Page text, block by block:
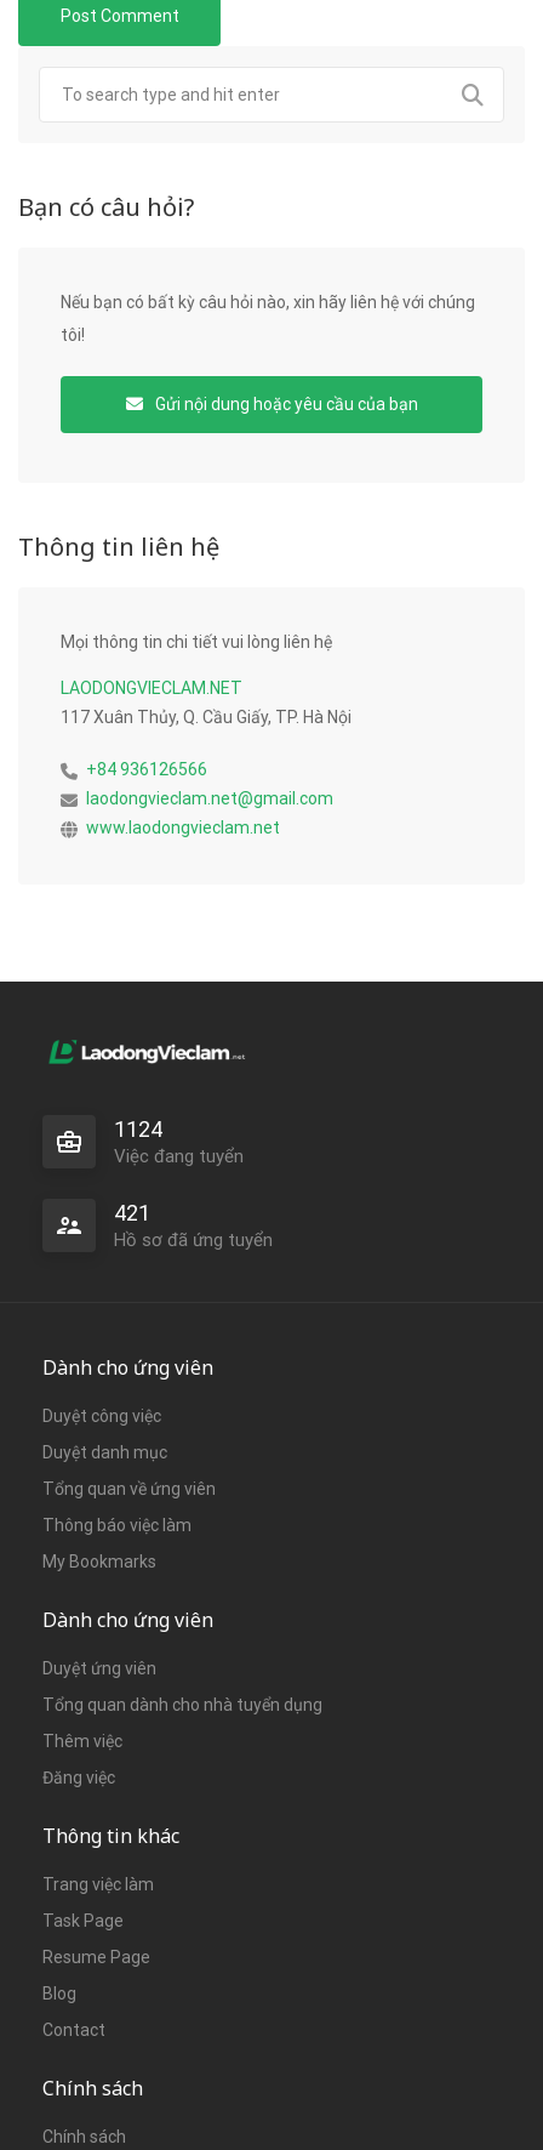
Bạn có câu hỏi?
Nếu bạn có bất kỳ câu hỏi nào, xin hãy liên hệ với chúng
tôi!
Gửi nội dung hoặc yêu cầu của bạn
Thông tin liên hệ
Mọi thông tin chi tiết vui lòng liên hệ
LAODONGVIECLAM.NET
117 Xuân Thủy, Q. Cầu Giấy, TP. Hà Nội
+84 936126566
laodongvieclam.net@gmail.com
www.laodongvieclam.net
1124
Việc đang tuyển
421
Hồ sơ đã ứng tuyển
Dành cho ứng viên
Duyệt công việc
Duyệt danh mục
Tổng quan về ứng viên
Thông báo việc làm
My Bookmarks
Dành cho ứng viên
Duyệt ứng viên
Tổng quan dành cho nhà tuyển dụng
Thêm việc
Đăng việc
Thông tin khác
Trang việc làm
Task Page
Resume Page
Blog
Contact
Chính sách
Chính sách